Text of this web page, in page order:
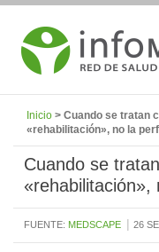
Inicio > Cuando se tratan
«rehabilitación», no la
Cuando se
«rehabilitación»,
FUENTE: MEDSCAPE | 26